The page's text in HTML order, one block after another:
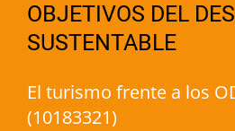
OBJETIVOS DEL
SUSTENTABLE
El turismo frente a los
(10183321)